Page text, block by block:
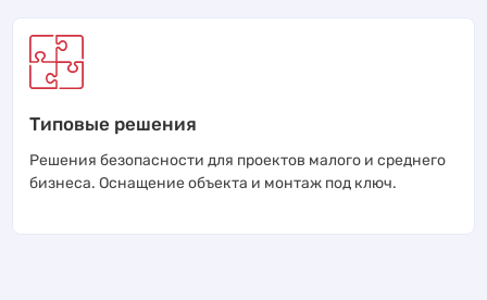
Типовые решения
Решения безопасности для проектов малого и среднего
бизнеса. Оснащение объекта и монтаж под ключ.